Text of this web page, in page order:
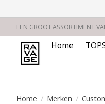
EEN GROOT ASSORTIMENT
Home
Home / Merken /